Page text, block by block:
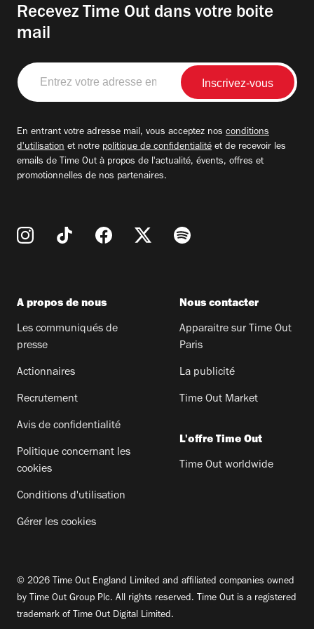
Recevez Time Out dans votre boite
mail
Entrez
votre
adresse
En entrant votre adresse mail, vous acceptez nos conditions
d'utilisation et notre politique de confidentialité et de recevoir les
emails de Time Out à propos de l'actualité, évents, offres et
promotionnelles de nos partenaires.
A propos de nous
Les communiqués de
presse
Actionnaires
Recrutement
Avis de confidentialité
Politique concernant les
cookies
Conditions d'utilisation
Gérer les cookies
Nous contacter
Apparaitre sur Time Out
Paris
La publicité
Time Out Market
L'offre Time Out
Time Out worldwide
© 2026 Time Out England Limited and affiliated companies owned
by Time Out Group Plc. All rights reserved. Time Out is a registered
trademark of Time Out Digital Limited.